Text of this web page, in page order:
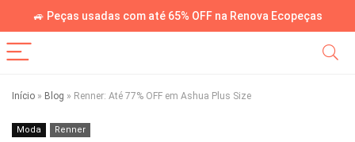
🚙 Peças usadas com até 65% OFF na Renova Ecopeças
Início » Blog » Renner: Até 77% OFF em Ashua Plus Size
Moda Renner